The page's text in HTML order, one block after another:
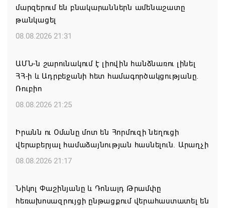
մարզերում են բնակարաններն ամենաշատը
թանկացել
08.08.2026 21:31
ԱՄՆ-ն շարունակում է լիովին հանձնառու լինել
ՀՀ-ի և Ադրբեջանի հետ համագործակցությանը.
Ռուբիո
08.08.2026 21:25
Իրանն ու Օմանը մոտ են Հորմուզի նեղուցի
վերաբերյալ համաձայնության հասնելուն. Արաղչի
08.08.2026 21:17
Նիկոլ Փաշինյանը և Դոնալդ Թրամփը
հեռախոսազրույցի ընթացքում վերահաստատել են